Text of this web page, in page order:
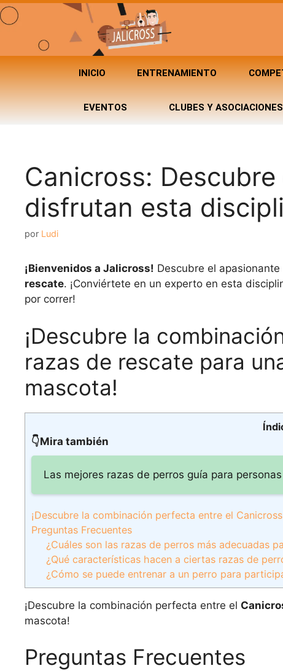
INICIO ENTRENAMIENTO
EVENTOS CLUBES Y ASOCIACIONES
Canicross:
disfrutan esta
por Ludi
¡Bienvenidos a Jalicross! Descubre el
rescate. ¡Conviértete en un experto en esta
por correr!
¡Descubre la
razas de rescate para
mascota!
👇Mira también
Las mejores razas de perros guía para
¡Descubre la combinación perfecta entre el
Preguntas Frecuentes
¿Cuáles son las razas de perros más adecuadas
¿Qué características hacen a ciertas razas de
¿Cómo se puede entrenar a un perro para
¡Descubre la combinación perfecta entre el
mascota!
Preguntas Frecuentes